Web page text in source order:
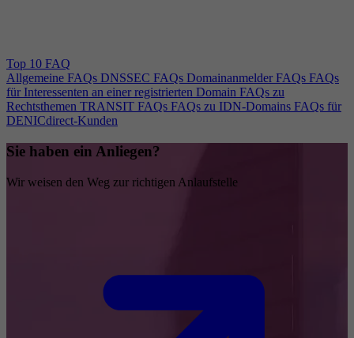
Top 10 FAQ
Allgemeine FAQs DNSSEC FAQs Domainanmelder FAQs FAQs
für Interessenten an einer registrierten Domain FAQs zu
Rechtsthemen TRANSIT FAQs FAQs zu IDN-Domains FAQs für
DENICdirect-Kunden
Sie haben ein Anliegen?
Wir weisen den Weg zur richtigen Anlaufstelle